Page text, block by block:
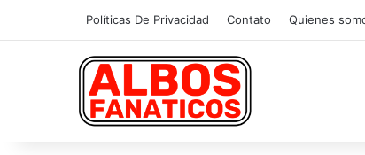
Políticas De Privacidad Contato Quienes